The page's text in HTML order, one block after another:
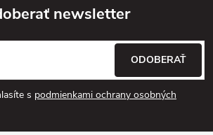
newsletter
s podmienkami ochrany osobných
ODOBERAŤ